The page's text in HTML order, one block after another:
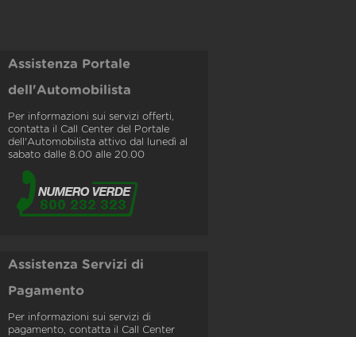
Assistenza Portale
dell'Automobilista
Per informazioni sui servizi offerti,
contatta il Call Center del Portale
dell'Automobilista attivo dal lunedì al
sabato dalle 8.00 alle 20.00
Assistenza Servizi di
Pagamento
Per informazioni sui servizi di
pagamento, contatta il Call Center